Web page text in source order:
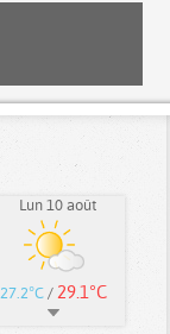
Lun 10 août
27.2°C / 29.1°C